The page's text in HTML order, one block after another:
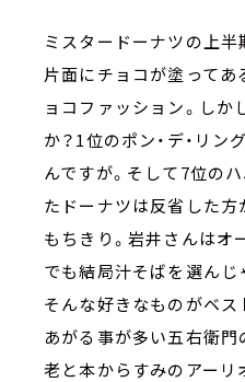
ミスタードーナツの上
片面にチョコが塗ってあ
ョコファッション。しか
か？1位のポン・デ・リ
んですが。そして7位の
たドーナツは反省した
もちきり。岩井さんはオ
でも結局汁そばを選んじ
そんな好きなものがベス
あがる事が多い五右衛
老と本からすみのアーリ